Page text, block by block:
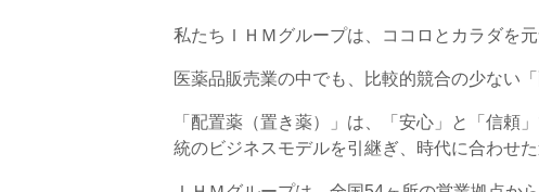
私たちＩＨＭグループは、ココロとカラダを
医薬品販売業の中でも、比較的競合の少ない
「配置薬（置き薬）」は、「安心」と「信頼
統のビジネスモデルを引継ぎ、時代に合わせ